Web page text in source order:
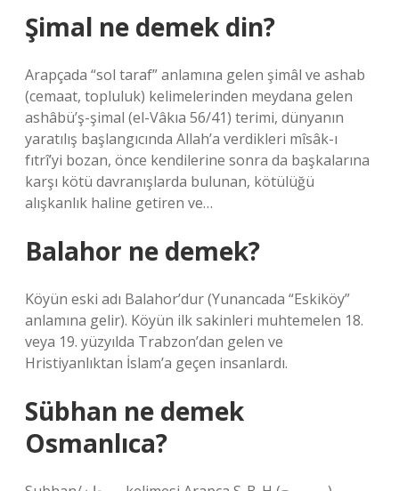
Şimal ne demek din?
Arapçada “sol taraf” anlamına gelen şimâl ve ashab
(cemaat, topluluk) kelimelerinden meydana gelen
ashâbü’ş-şimal (el-Vâkıa 56/41) terimi, dünyanın
yaratılış başlangıcında Allah’a verdikleri mîsâk-ı
fıtrî’yi bozan, önce kendilerine sonra da başkalarına
karşı kötü davranışlarda bulunan, kötülüğü
alışkanlık haline getiren ve…
Balahor ne demek?
Köyün eski adı Balahor’dur (Yunancada “Eskiköy”
anlamına gelir). Köyün ilk sakinleri muhtemelen 18.
veya 19. yüzyılda Trabzon’dan gelen ve
Hristiyanlıktan İslam’a geçen insanlardı.
Sübhan ne demek
Osmanlıca?